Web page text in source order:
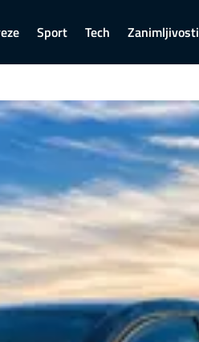
Sport Tech Zanimljivosti